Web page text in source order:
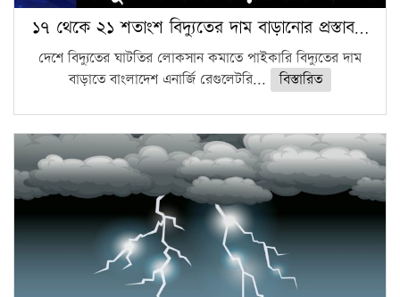
১৭ থেকে ২১ শতাংশ বিদ্যুতের দাম বাড়ানোর প্রস্তাব…
দেশে বিদ্যুতের ঘাটতির লোকসান কমাতে পাইকারি বিদ্যুতের দাম
বাড়াতে বাংলাদেশ এনার্জি রেগুলেটরি...
বিস্তারিত